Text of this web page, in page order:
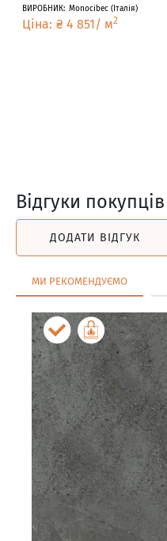
ВИРОБНИК: Monocibec ( Італія)
Ціна: ₴ 4 851/ м2
Відгуки покупців
ДОДАТИ ВІДГУК
МИ РЕКОМЕНДУЄМО